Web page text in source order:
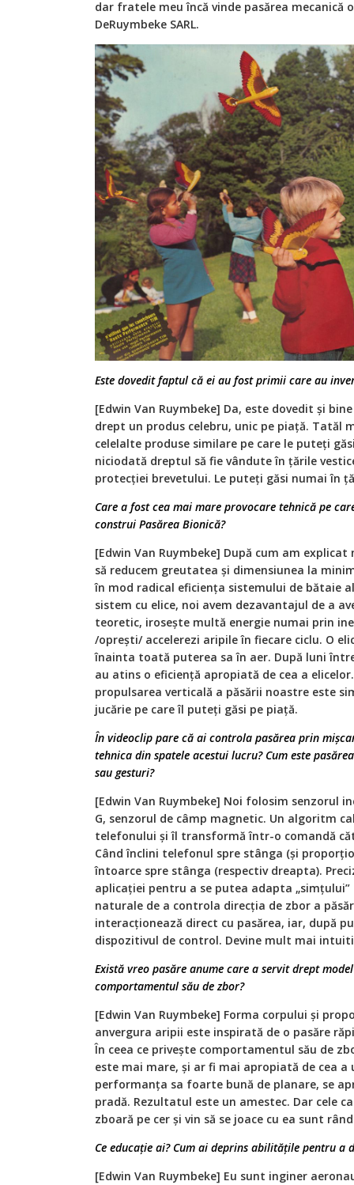
dar fratele meu încă vinde pasărea
DeRuymbeke SARL.
Este dovedit faptul că ei au fost primii care au
[Edwin Van Ruymbeke] Da, este dovedit şi
drept un produs celebru, unic pe piaţă. Tatăl
celelalte produse similare pe care le puteţi
niciodată dreptul să fie vândute în ţările
protecţiei brevetului. Le puteţi găsi numai în
Care a fost cea mai mare provocare tehnică pe
construi Pasărea Bionică?
[Edwin Van Ruymbeke] După cum am
să reducem greutatea şi dimensiunea la
în mod radical eficienţa sistemului de bătaie
sistem cu elice, noi avem dezavantajul de a
teoretic, iroseşte multă energie numai prin
/opreşti/ accelerezi aripile în fiecare ciclu. O
înainta toată puterea sa în aer. După luni
au atins o eficienţă apropiată de cea a
propulsarea verticală a păsării noastre este
jucărie pe care îl puteţi găsi pe piaţă.
În videoclip pare că ai controla pasărea prin
tehnica din spatele acestui lucru? Cum este
sau gesturi?
[Edwin Van Ruymbeke] Noi folosim senzorul
G, senzorul de câmp magnetic. Un algoritm
telefonului şi îl transformă într-o comandă
Când înclini telefonul spre stânga (şi
întoarce spre stânga (respectiv dreapta).
aplicaţiei pentru a se putea adapta
naturale de a controla direcţia de zbor a
interacţionează direct cu pasărea, iar, după
dispozitivul de control. Devine mult mai
Există vreo pasăre anume care a servit drept
comportamentul său de zbor?
[Edwin Van Ruymbeke] Forma corpului şi
anvergura aripii este inspirată de o pasăre
În ceea ce priveşte comportamentul său de
este mai mare, şi ar fi mai apropiată de cea a
performanţa sa foarte bună de planare, se
pradă. Rezultatul este un amestec. Dar cele
zboară pe cer şi vin să se joace cu ea sunt
Ce educaţie ai? Cum ai deprins abilităţile pentru a
[Edwin Van Ruymbeke] Eu sunt inginer